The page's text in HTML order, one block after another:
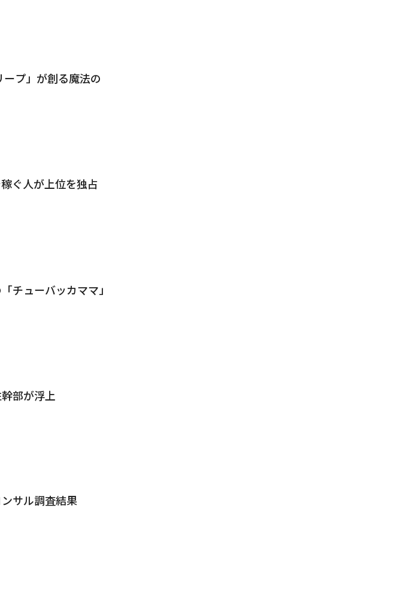
プ」が創る魔法の
ぐ人が上位を独占
チューバッカママ」
部が浮上
サル調査結果